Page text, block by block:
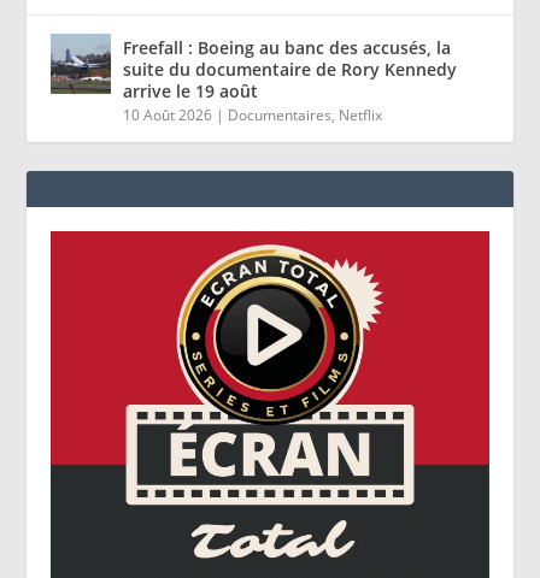
Freefall : Boeing au banc des accusés, la
suite du documentaire de Rory Kennedy
arrive le 19 août
10 Août 2026 | Documentaires, Netflix